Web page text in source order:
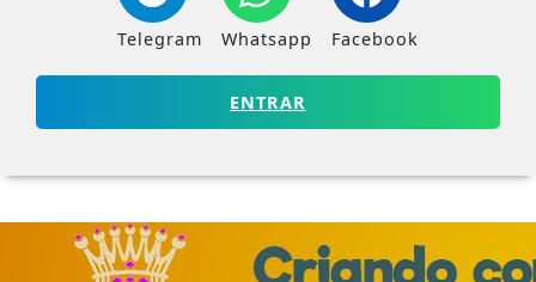
Telegram Whatsapp Facebook
ENTRAR